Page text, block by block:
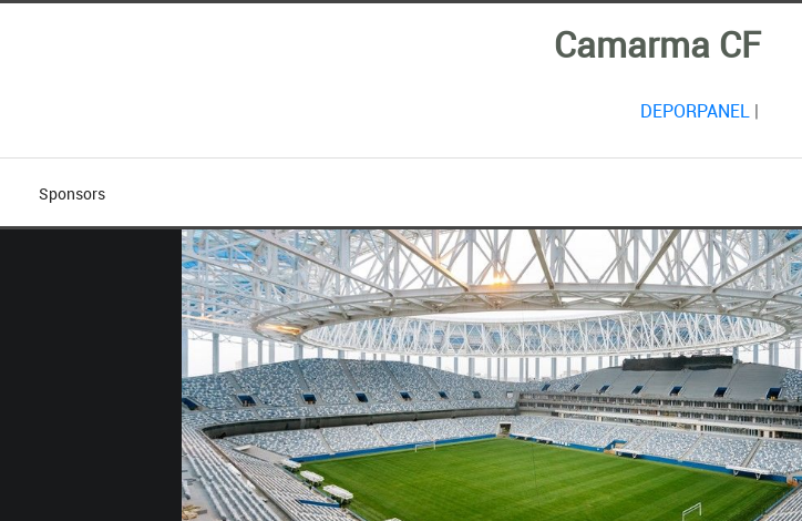
Camarma CF
DEPORPANEL|
Sponsors